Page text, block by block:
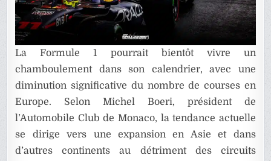
La Formule 1 pourrait bientôt vivre un
chamboulement dans son calendrier, avec une
diminution significative du nombre de courses en
Europe. SelonMichel Boeri, président de
l’Automobile Club de Monaco, la tendance actuelle
se dirige vers une expansion en Asie et dans
d’autres continents au détriment des circuits